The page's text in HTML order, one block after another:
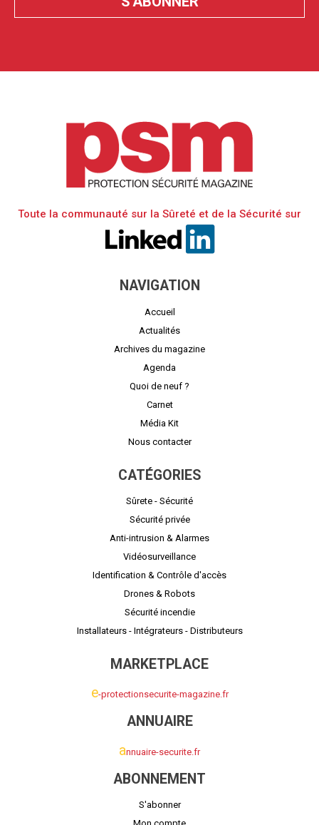
Toute la communauté sur la Sûreté et de la Sécurité sur
NAVIGATION
Accueil
Actualités
Archives du magazine
Agenda
Quoi de neuf ?
Carnet
Média Kit
Nous contacter
CATÉGORIES
Sûrete - Sécurité
Sécurité privée
Anti-intrusion & Alarmes
Vidéosurveillance
Identification & Contrôle d'accès
Drones & Robots
Sécurité incendie
Installateurs - Intégrateurs - Distributeurs
MARKETPLACE
e-protectionsecurite-magazine.fr
ANNUAIRE
annuaire-securite.fr
ABONNEMENT
S'abonner